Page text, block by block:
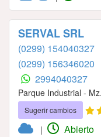
SERVAL SRL
(0299) 154040327
(0299) 156346020
2994040327
Parque Industrial -
Sugerir cambios
| Abierto